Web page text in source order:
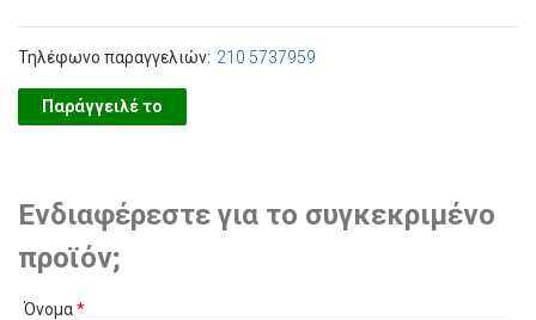
Τηλέφωνο παραγγελιών: 210 5737959
Παράγγειλέ το
Ενδιαφέρεστε για το συγκεκριμένο
προϊόν;
Όνομα*